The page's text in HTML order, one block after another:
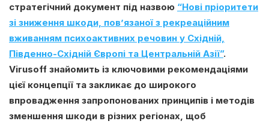
стратегічний документ під назвою “Нові пріоритети
зі зниження шкоди, пов’язаної з рекреаційним
вживанням психоактивних речовин у Східній,
Південно-Східній Європі та Центральній Азії”.
Virusoff знайомить із ключовими рекомендаціями
цієї концепції та закликає до широкого
впровадження запропонованих принципів і методів
зменшення шкоди в різних регіонах, щоб